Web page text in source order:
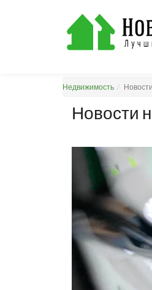
Недвижимость Новости
Новости